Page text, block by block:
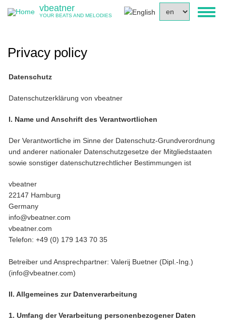
your
vbeatner
YOUR BEATS AND MELODIES
Privacy policy
Datenschutz
Datenschutzerklärung von vbeatner
I. Name und Anschrift des Verantwortlichen
Der Verantwortliche im Sinne der Datenschutz-Grundverordnung
und anderer nationaler Datenschutzgesetze der Mitgliedstaaten
sowie sonstiger datenschutzrechtlicher Bestimmungen ist
vbeatner
22147 Hamburg
Germany
info@vbeatner.com
vbeatner.com
Telefon: +49 (0) 179 143 70 35
Betreiber und Ansprechpartner: Valerij Buetner (Dipl.-Ing.)
(info@vbeatner.com)
II. Allgemeines zurDatenverarbeitung
1. Umfang der Verarbeitung personenbezogener Daten